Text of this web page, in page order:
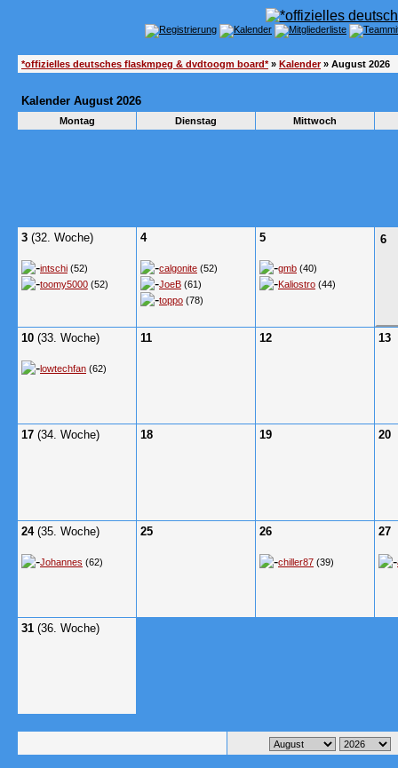
*offizielles deutsches flaskmpeg & dvdtoogm board*» Kalender» August 2026
Kalender August 2026
Montag Dienstag Mittwoch
3 (32. Woche)
intschi (52)
toomy5000 (52)
4
calgonite (52)
JoeB (61)
toppo (78)
5
gmb (40)
Kaliostro (44)
6
10 (33. Woche)
lowtechfan (62)
11 12 13
17 (34. Woche) 18 19 20
24(35. Woche)
Johannes (62)
25 26
chiller87 (39)
27
31 (36. Woche)